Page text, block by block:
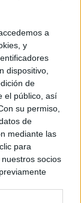
a
y
dispositivo,
de
el público, así
su permiso,
de
mediante las
para
socios
WhatsApp,
un nuevo cruce
15 de agosto